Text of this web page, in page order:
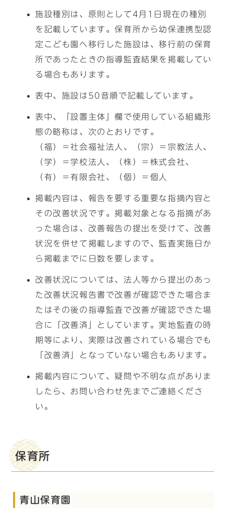
施設種別は、原則として4月1日現在の種別
を記載しています。保育所から幼保連携型認
定こども園へ移行した施設は、移行前の保育
所であったときの指導監査結果を掲載してい
る場合もあります。
表中、施設は50音順で記載しています。
表中、「設置主体」欄で使用している組織形
態の略称は、次のとおりです。
（福）＝社会福祉法人、（宗）＝宗教法人、
（学）＝学校法人、（株）＝株式会社、
（有）＝有限会社、（個）＝個人
掲載内容は、報告を要する重要な指摘内容と
その改善状況です。掲載対象となる指摘があ
った場合は、改善報告の提出を受けて、改善
状況を併せて掲載しますので、監査実施日か
ら掲載までに日数を要します。
改善状況については、法人等から提出のあっ
た改善状況報告書で改善が確認できた場合ま
たはその後の指導監査で改善が確認できた場
合に「改善済」としています。実地監査の時
期等により、実際は改善されている場合でも
「改善済」となっていない場合もあります。
掲載内容について、疑問や不明な点がありま
したら、お問い合わせ先までご連絡くださ
い。
保育所
青山保育園